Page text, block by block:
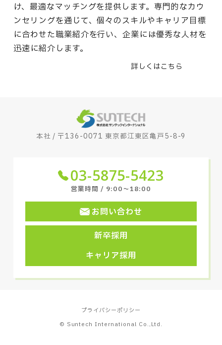
け、最適なマッチングを提供します。専門的なカウ
ンセリングを通じて、個々のスキルやキャリア目標
に合わせた職業紹介を行い、企業には優秀な人材を
迅速に紹介します。
詳しくはこちら
本社 / 〒136-0071 東京都江東区亀戸5-8-9
03-5875-5423
営業時間 / 9:00〜18:00
お問い合わせ
新卒採用
キャリア採用
プライバシーポリシー
© Suntech International Co.,Ltd.